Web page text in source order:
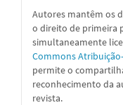
Autores mantêm os
o direito de primeira
simultaneamente
Commons
permite o
reconhecimento da
revista.